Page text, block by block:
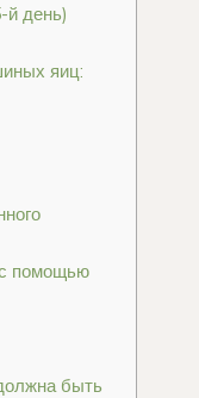
й день)
яиц:
помощью
быть